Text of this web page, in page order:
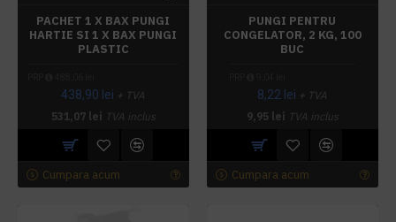
PACHET 1 X BAX PUNGI
HARTIE SI 1 X BAX PUNGI
PLASTIC
438,90 lei + TVA
531,07 lei TVA inclus
Cumpara acum
PUNGI PENTRU
CONGELATOR, 2 KG, 100
BUC
8,22 lei + TVA
9,95 lei TVA inclus
Cumpara acum